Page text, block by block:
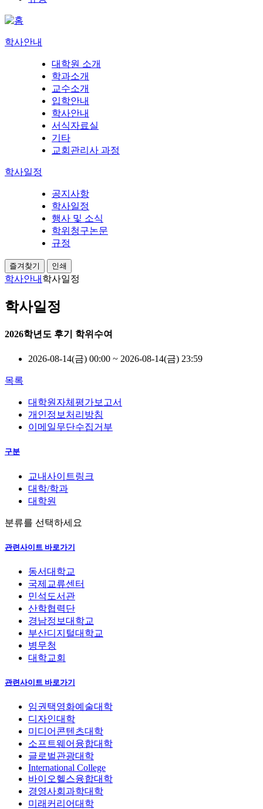
학사안내
대학원 소개
학과소개
교수소개
입학안내
학사안내
서식자료실
기타
교회관리사 과정
학사일정
공지사항
학사일정
행사 및 소식
학위청구논문
규정
즐겨찾기 인쇄
학사안내 학사일정
학사일정
2026학년도 후기 학위수여
2026-08-14(금) 00:00 ~ 2026-08-14(금) 23:59
목록
대학원자체평가보고서
개인정보처리방침
이메일무단수집거부
구분
교내사이트링크
대학/학과
대학원
분류를 선택하세요
관련사이트 바로가기
동서대학교
국제교류센터
민석도서관
산학협력단
경남정보대학교
부산디지털대학교
병무청
대학교회
관련사이트 바로가기
임권택영화예술대학
디자인대학
미디어콘텐츠대학
소프트웨어융합대학
글로벌관광대학
International College
바이오헬스융합대학
경영사회과학대학
미래커리어대학